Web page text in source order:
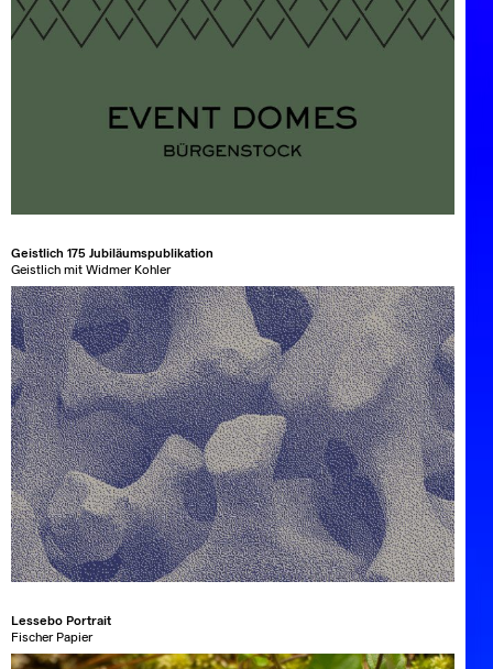
Geistlich 175 Jubiläumspublikation
Geistlich mit Widmer Kohler
Lessebo Portrait
Fischer Papier